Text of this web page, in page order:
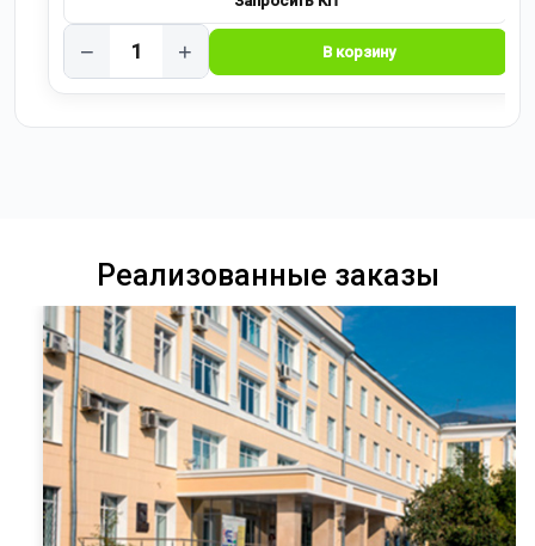
− +
Реализованные заказы